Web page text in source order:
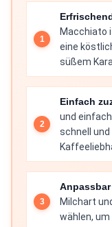
Macchiato
eine
süßem
Einfach
und
schnell
Milchart
wählen,